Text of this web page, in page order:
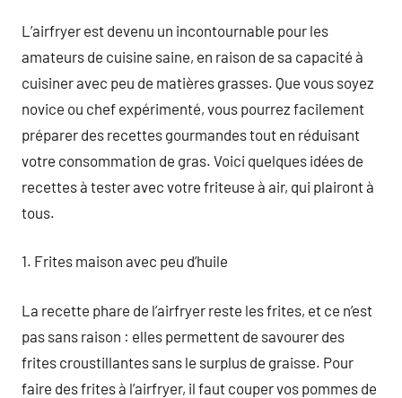
L’airfryer est devenu un incontournable pour les
amateurs de cuisine saine, en raison de sa capacité à
cuisiner avec peu de matières grasses. Que vous soyez
novice ou chef expérimenté, vous pourrez facilement
préparer des recettes gourmandes tout en réduisant
votre consommation de gras. Voici quelques idées de
recettes à tester avec votre friteuse à air, qui plairont à
tous.
1. Frites maison avec peu d’huile
La recette phare de l’airfryer reste les frites, et ce n’est
pas sans raison : elles permettent de savourer des
frites croustillantes sans le surplus de graisse. Pour
faire des frites à l’airfryer, il faut couper vos pommes de